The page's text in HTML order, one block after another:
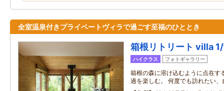
全室温泉付きプライベートヴィラで過ごす至福のひととき
箱根リトリート villa
ハイクラス フォトギャラリー
箱根の森に溶け込むように点在す
過を楽しむ。 何度でも訪れたい